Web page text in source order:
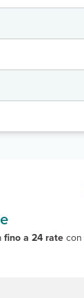
fino a 24 ratecon